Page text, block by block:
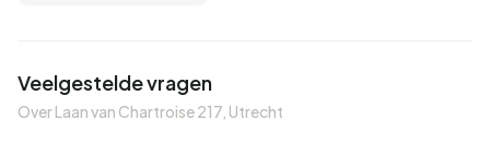
Veelgestelde vragen
Over Laan van Chartroise 217, Utrecht